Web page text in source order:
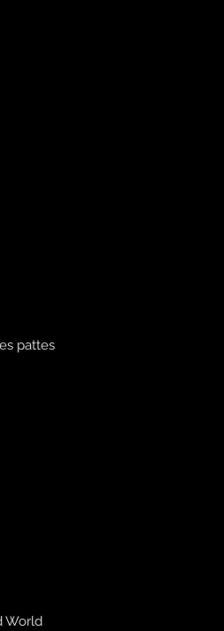
pattes
World